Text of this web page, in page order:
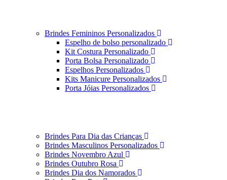
Brindes Femininos Personalizados
Espelho de bolso personalizado
Kit Costura Personalizado
Porta Bolsa Personalizado
Espelhos Personalizados
Kits Manicure Personalizados
Porta Jóias Personalizados
Brindes Para Dia das Crianças
Brindes Masculinos Personalizados
Brindes Novembro Azul
Brindes Outubro Rosa
Brindes Dia dos Namorados